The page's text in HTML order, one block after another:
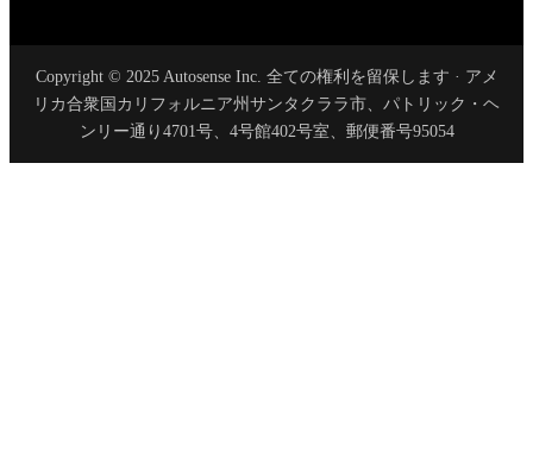
Copyright © 2025 Autosense Inc. 全ての権利を留保します · アメ
リカ合衆国カリフォルニア州サンタクララ市、パトリック・ヘ
ンリー通り4701号、4号館402号室、郵便番号95054